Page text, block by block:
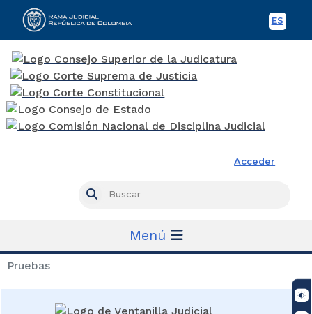
ES
Acceder
Buscar
Menú
Pruebas